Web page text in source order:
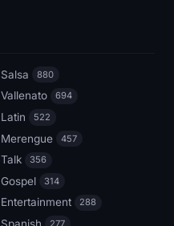
Salsa 880
Vallenato 694
Latin 522
Merengue 457
Talk 356
Gospel 314
Entertainment 288
277